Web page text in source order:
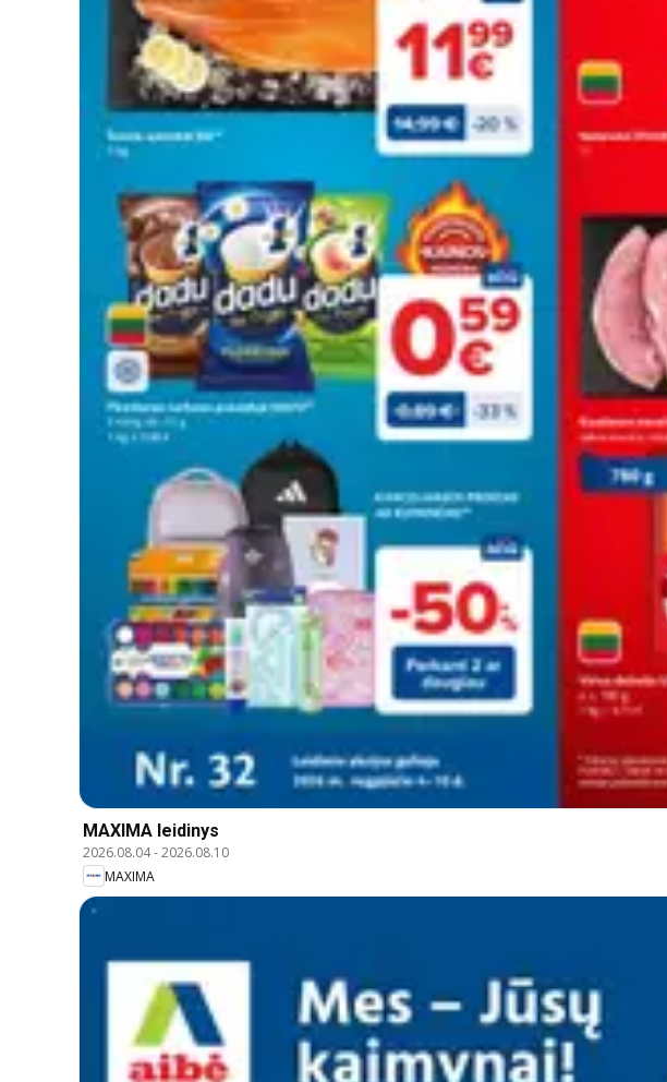
MAXIMA leidinys
2026.08.04-2026.08.10
MAXIMA